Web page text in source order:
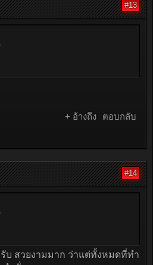
#13
+ อ้างถึง ตอบกลับ
#14
บ สวยงามมาก ว่าแต่ทั้งหมดที่ทำ